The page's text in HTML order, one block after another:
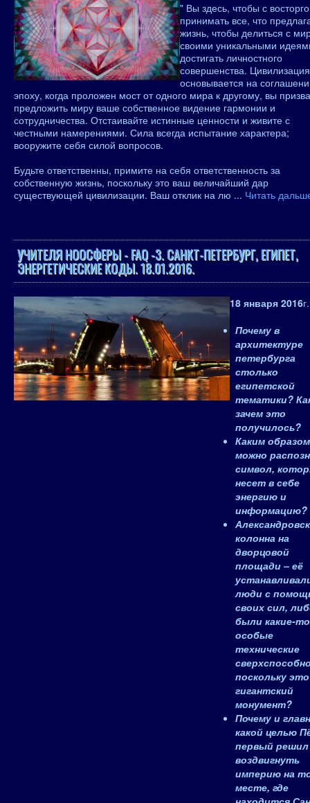
" Вы здесь, чтобы с
принимать все, что
жизнь, чтобы делиться с
своими уникальными
достигать личностного
совершенства. Цивилизация
основывается на
эпоху, когда проложен мост от одного мира к другому, вы
предложить миру ваше собственное видение гармонии и
сотрудничества. Отстаивайте истинные ценности и живите с
честными намерениями. Сила всегда испытание характера;
вооружите себя силой вопросов.
Будьте ответственны, примите на себя ответственность за
собственную жизнь, поскольку это ваш величайший дар
существующей цивилизации. Ваш отклик на лю ... Читать
УЧИТЕЛЯ НООСФЕРЫ - FAQ -3. САНКТ-ПЕТЕРБУРГ, ЕГИПЕТ,
ЭНЕРГЕТИЧЕСКИЕ КОДЫ. 18.01.2016.
18 января 2016г.
​Почему в
архитектуре
петербурга
столько
египетской
тематики?
зачем это
получилось?
Каким образом
можно
символ,
несет в себе
энергию и
информацию?
колонна на
дворцовой
площади – её
люди с
своих сил,
были какие-то
особые
технические
поскольку это
гигантский
монумент?
Почему и
какой целью
первый решил
воздвигнуть
империю на
месте, где